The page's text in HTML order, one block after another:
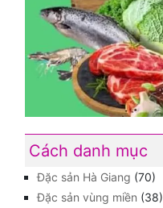
Cách danh mục
Đặc sản Hà Giang (70)
Đặc sản vùng miền (38)